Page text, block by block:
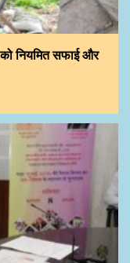
को नियमित सफाई और